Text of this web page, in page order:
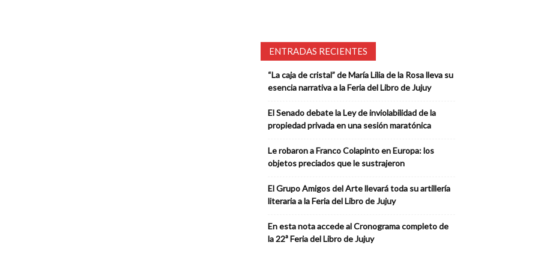
ENTRADAS RECIENTES
“La caja de cristal” de María Lilia de la Rosa lleva su
esencia narrativa a la Feria del Libro de Jujuy
El Senado debate la Ley de inviolabilidad de la
propiedad privada en una sesión maratónica
Le robaron a Franco Colapinto en Europa: los
objetos preciados que le sustrajeron
El Grupo Amigos del Arte llevará toda su artillería
literaria a la Feria del Libro de Jujuy
En esta nota accede al Cronograma completo de
la 22ª Feria del Libro de Jujuy